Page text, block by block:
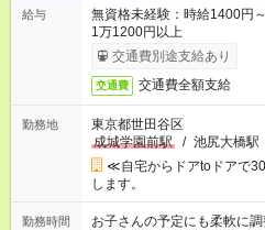
給与
無資格未経験：時給1400
1万1200円以上
交通費別途支給あり
交通費 交通費全額支給
勤務地
東京都世田谷区
成城学園前駅
/ 池尻大橋駅
≪自宅からドアtoドアで
します。
勤務時間
お子さんの予定にも柔軟に調整可能です